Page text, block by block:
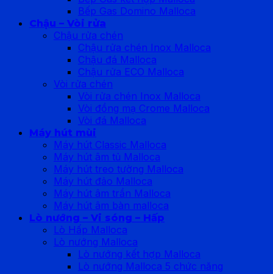
Bếp Gas Domino Malloca
Chậu – Vòi rửa
Chậu rửa chén
Chậu rửa chén Inox Malloca
Chậu đá Malloca
Chậu rửa ECO Malloca
Vòi rửa chén
Vòi rửa chén Inox Malloca
Vòi đồng mạ Crome Malloca
Vòi đá Malloca
Máy hút mùi
Máy hút Classic Malloca
Máy hút âm tủ Malloca
Máy hút treo tường Malloca
Máy hút đảo Malloca
Máy hút âm trần Malloca
Máy hút âm bàn malloca
Lò nướng – Vi sóng – Hấp
Lò Hấp Malloca
Lò nướng Malloca
Lò nướng kết hợp Malloca
Lò nướng Malloca 5 chức năng